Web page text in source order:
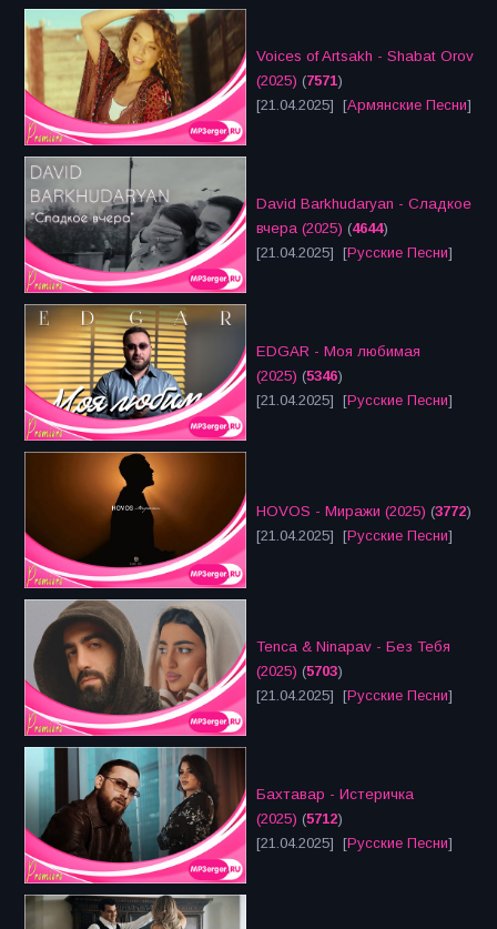
Voices of Artsakh - Shabat Orov
(2025) (7571)
[21.04.2025] [Армянские Песни]
David Barkhudaryan - Сладкое
вчера (2025) (4644)
[21.04.2025] [Русские Песни]
EDGAR - Моя любимая
(2025) (5346)
[21.04.2025] [Русские Песни]
HOVOS - Миражи (2025) (3772)
[21.04.2025] [Русские Песни]
Tenca & Ninapav - Без Тебя
(2025) (5703)
[21.04.2025] [Русские Песни]
Бахтавар - Истеричка
(2025) (5712)
[21.04.2025] [Русские Песни]